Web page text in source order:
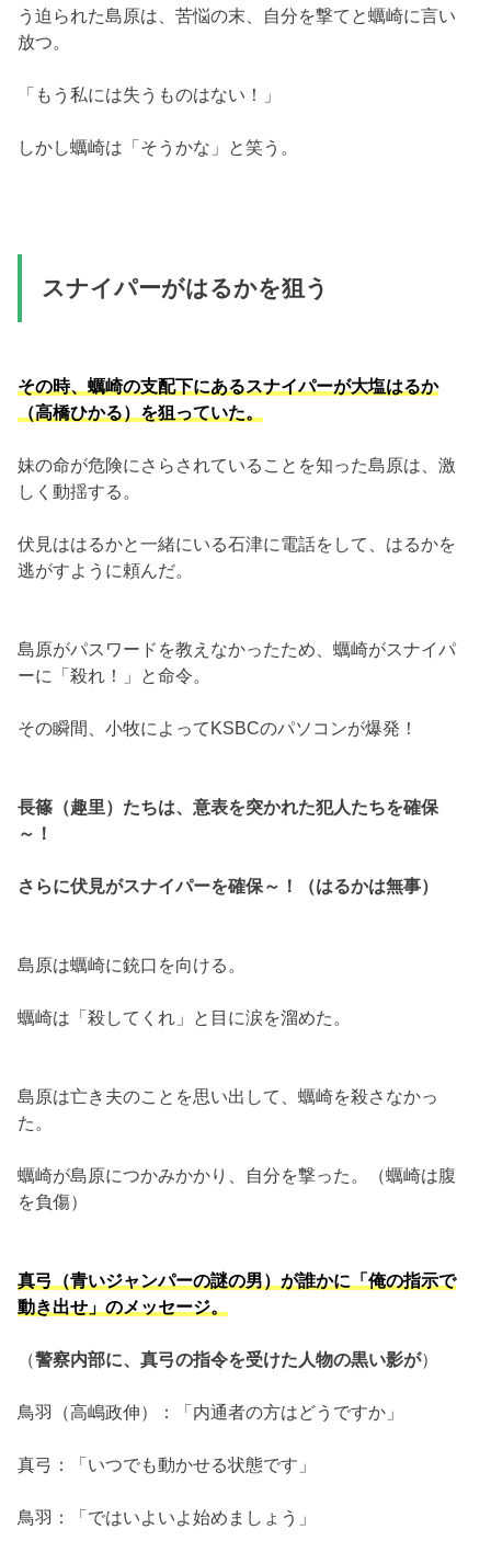
う迫られた島原は、苦悩の末、自分を撃てと蠣崎に言い
放つ。
「もう私には失うものはない！」
しかし蠣崎は「そうかな」と笑う。
スナイパーがはるかを狙う
その時、蠣崎の支配下にあるスナイパーが大塩はるか
（高橋ひかる）を狙っていた。
妹の命が危険にさらされていることを知った島原は、激
しく動揺する。
伏見ははるかと一緒にいる石津に電話をして、はるかを
逃がすように頼んだ。
島原がパスワードを教えなかったため、蠣崎がスナイパ
ーに「殺れ！」と命令。
その瞬間、小牧によってKSBCのパソコンが爆発！
長篠（趣里）たちは、意表を突かれた犯人たちを確保
～！
さらに伏見がスナイパーを確保～！（はるかは無事）
島原は蠣崎に銃口を向ける。
蠣崎は「殺してくれ」と目に涙を溜めた。
島原は亡き夫のことを思い出して、蠣崎を殺さなかっ
た。
蠣崎が島原につかみかかり、自分を撃った。（蠣崎は腹
を負傷）
真弓（青いジャンパーの謎の男）が誰かに「俺の指示で
動き出せ」のメッセージ。
（警察内部に、真弓の指令を受けた人物の黒い影が）
鳥羽（高嶋政伸）：「内通者の方はどうですか」
真弓：「いつでも動かせる状態です」
鳥羽：「ではいよいよ始めましょう」